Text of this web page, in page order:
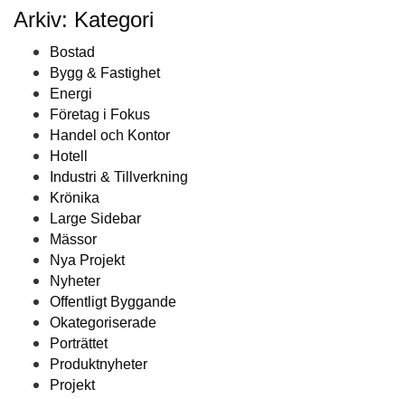
Arkiv: Kategori
Bostad
Bygg & Fastighet
Energi
Företag i Fokus
Handel och Kontor
Hotell
Industri & Tillverkning
Krönika
Large Sidebar
Mässor
Nya Projekt
Nyheter
Offentligt Byggande
Okategoriserade
Porträttet
Produktnyheter
Projekt